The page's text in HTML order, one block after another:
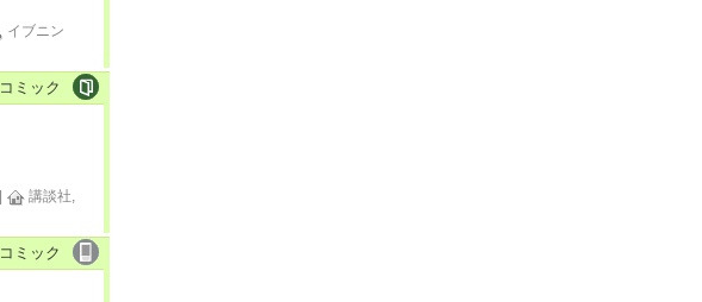
イブニン
コミック
講談社,
コミック